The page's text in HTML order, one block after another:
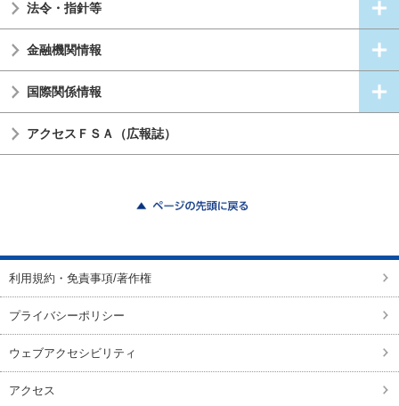
法令・指針等
金融機関情報
国際関係情報
アクセスＦＳＡ（広報誌）
利用規約・免責事項/著作権
プライバシーポリシー
ウェブアクセシビリティ
アクセス